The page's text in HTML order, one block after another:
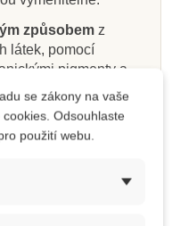
Zobrazit detail
Přidat do košíku
Přidat do košíku
Přidat do košíku
způsobem z
látek, pomocí
pigmenty a
5,8 cm
hraček
se zákony na vaše
Odsouhlaste
použití webu.